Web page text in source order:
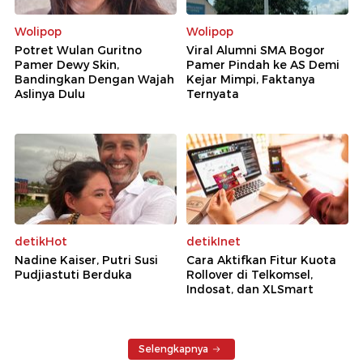
Wolipop
Potret Wulan Guritno
Pamer Dewy Skin,
Bandingkan Dengan Wajah
Aslinya Dulu
Wolipop
Viral Alumni SMA Bogor
Pamer Pindah ke AS Demi
Kejar Mimpi, Faktanya
Ternyata
detikHot
Nadine Kaiser, Putri Susi
Pudjiastuti Berduka
detikInet
Cara Aktifkan Fitur Kuota
Rollover di Telkomsel,
Indosat, dan XLSmart
Selengkapnya